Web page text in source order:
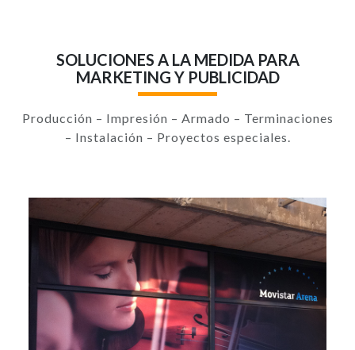
SOLUCIONES A LA MEDIDA PARA
MARKETING Y PUBLICIDAD
Producción – Impresión – Armado – Terminaciones
– Instalación – Proyectos especiales.